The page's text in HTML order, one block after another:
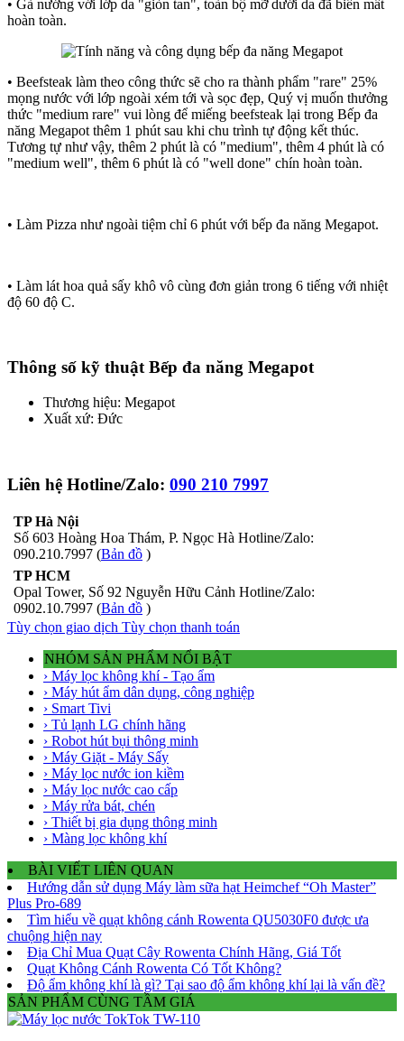
• Gà nướng với lớp da "giòn tan", toàn bộ mỡ dưới da đã biến mất
hoàn toàn.
• Beefsteak làm theo công thức sẽ cho ra thành phẩm "rare" 25%
mọng nước với lớp ngoài xém tới và sọc đẹp, Quý vị muốn thưởng
thức "medium rare" vui lòng để miếng beefsteak lại trong Bếp đa
năng Megapot thêm 1 phút sau khi chu trình tự động kết thúc.
Tương tự như vậy, thêm 2 phút là có "medium", thêm 4 phút là có
"medium well", thêm 6 phút là có "well done" chín hoàn toàn.
• Làm Pizza như ngoài tiệm chỉ 6 phút với bếp đa năng Megapot.
• Làm lát hoa quả sấy khô vô cùng đơn giản trong 6 tiếng với nhiệt
độ 60 độ C.
Thông số kỹ thuật Bếp đa năng Megapot
Thương hiệu: Megapot
Xuất xứ: Đức
Liên hệ Hotline/Zalo: 090 210 7997
TP Hà Nội
Số 603 Hoàng Hoa Thám, P. Ngọc Hà Hotline/Zalo:
090.210.7997 (Bản đồ )
TP HCM
Opal Tower, Số 92 Nguyễn Hữu Cảnh Hotline/Zalo:
0902.10.7997 (Bản đồ )
Tùy chọn giao dịch Tùy chọn thanh toán
NHÓM SẢN PHẨM NỔI BẬT
› Máy lọc không khí - Tạo ẩm
› Máy hút ẩm dân dụng, công nghiệp
› Smart Tivi
› Tủ lạnh LG chính hãng
› Robot hút bụi thông minh
› Máy Giặt - Máy Sấy
› Máy lọc nước ion kiềm
› Máy lọc nước cao cấp
› Máy rửa bát, chén
› Thiết bị gia dụng thông minh
› Màng lọc không khí
BÀI VIẾT LIÊN QUAN
Hướng dẫn sử dụng Máy làm sữa hạt Heimchef “Oh Master”
Plus Pro-689
Tìm hiểu về quạt không cánh Rowenta QU5030F0 được ưa
chuộng hiện nay
Địa Chỉ Mua Quạt Cây Rowenta Chính Hãng, Giá Tốt
Quạt Không Cánh Rowenta Có Tốt Không?
Độ ẩm không khí là gì? Tại sao độ ẩm không khí lại là vấn đề?
SẢN PHẨM CÙNG TẦM GIÁ